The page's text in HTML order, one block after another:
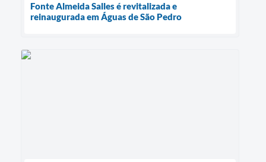
Fonte Almeida Salles é revitalizada e
reinaugurada em Águas de São Pedro